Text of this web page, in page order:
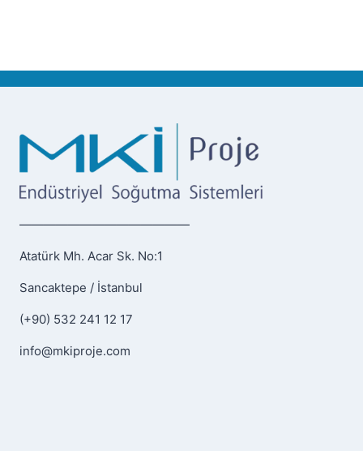
——————————————
Atatürk Mh. Acar Sk. No:1
Sancaktepe / İstanbul
(+90) 532 241 12 17
info@mkiproje.com